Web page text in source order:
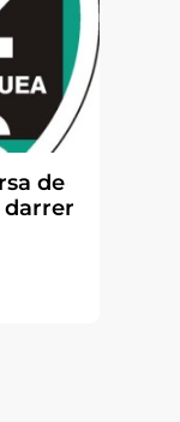
de
darrer